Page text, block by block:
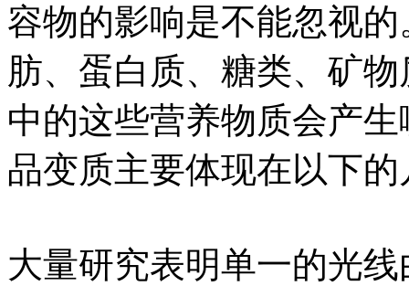
容物的影响是不能忽视
肪、蛋白质、糖类、矿
中的这些营养物质会产
品变质主要体现在以下
大量研究表明单一的光